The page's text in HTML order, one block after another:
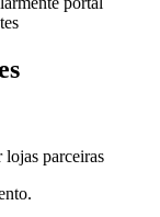
parceiras